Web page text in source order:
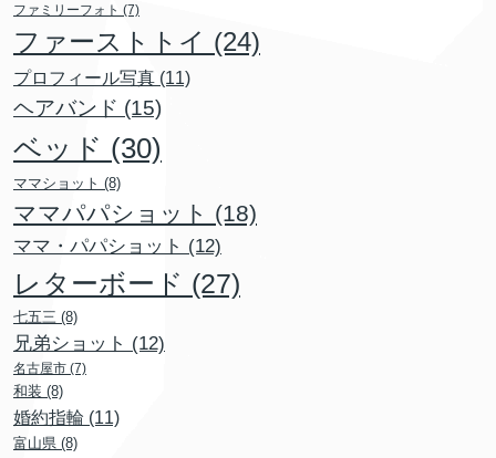
ファミリーフォト (7)
ファーストトイ (24)
プロフィール写真 (11)
ヘアバンド (15)
ベッド (30)
ママショット (8)
ママパパショット (18)
ママ・パパショット (12)
レターボード (27)
七五三 (8)
兄弟ショット (12)
名古屋市 (7)
和装 (8)
婚約指輪 (11)
富山県 (8)